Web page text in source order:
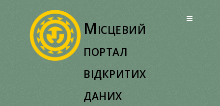
Місцевий
портал
відкритих
даних